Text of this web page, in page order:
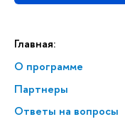
Главная:
О программе
Партнеры
Ответы на вопросы